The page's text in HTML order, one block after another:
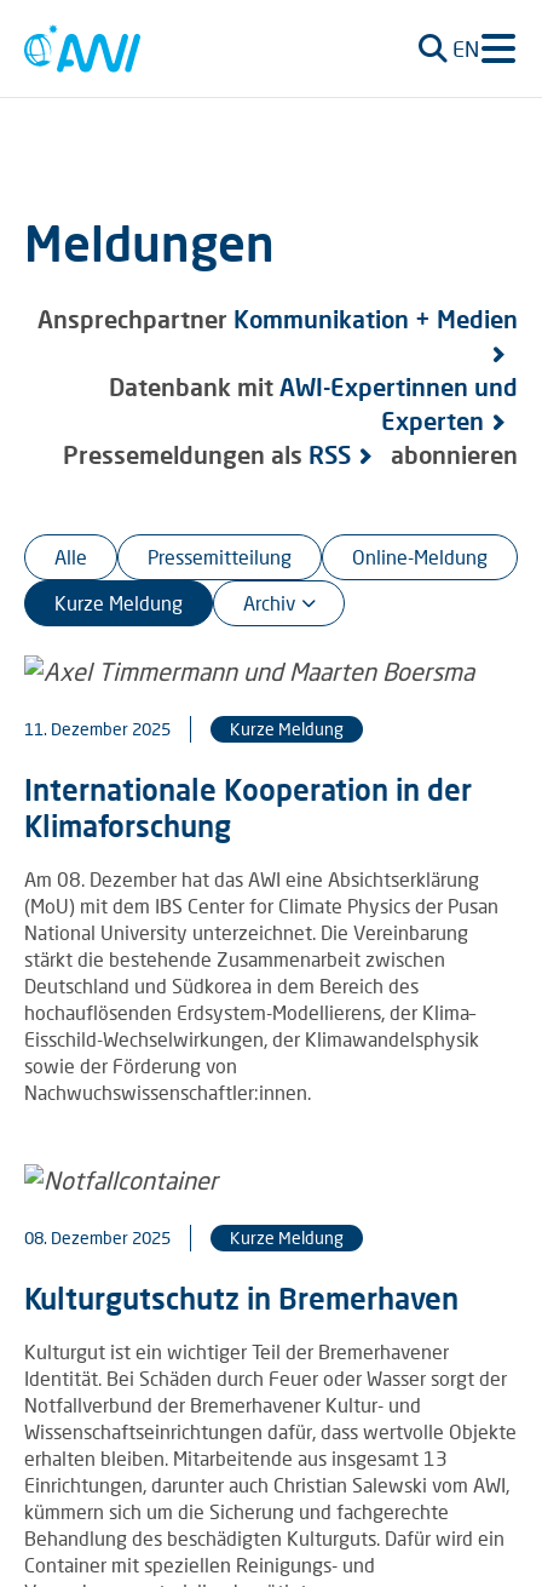
EN
Meldungen
Ansprechpartner Kommunikation + Medien
Datenbank mit AWI-Expertinnen und
Experten
Pressemeldungen als RSS abonnieren
Alle Pressemitteilung
Online-Meldung
Kurze Meldung
11. Dezember 2025 Kurze Meldung
Internationale Kooperation in der
Klimaforschung
Am 08. Dezember hat das AWI eine Absichtserklärung
(MoU) mit dem IBS Center for Climate Physics der Pusan
National University unterzeichnet. Die Vereinbarung
stärkt die bestehende Zusammenarbeit zwischen
Deutschland und Südkorea in dem Bereich des
hochauflösenden Erdsystem-Modellierens, der Klima–
Eisschild-Wechselwirkungen, der Klimawandelsphysik
sowie der Förderung von
Nachwuchswissenschaftler:innen.
08. Dezember 2025 Kurze Meldung
Kulturgutschutz in Bremerhaven
Kulturgut ist ein wichtiger Teil der Bremerhavener
Identität. Bei Schäden durch Feuer oder Wasser sorgt der
Notfallverbund der Bremerhavener Kultur- und
Wissenschaftseinrichtungen dafür, dass wertvolle Objekte
erhalten bleiben. Mitarbeitende aus insgesamt 13
Einrichtungen, darunter auch Christian Salewski vom AWI,
kümmern sich um die Sicherung und fachgerechte
Behandlung des beschädigten Kulturguts. Dafür wird ein
Container mit speziellen Reinigungs- und